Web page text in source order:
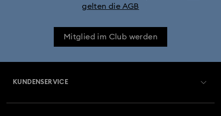
gelten die AGB
Mitglied im Club werden
KUNDENSERVICE